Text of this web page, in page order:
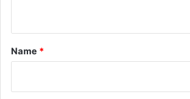
*
Name *